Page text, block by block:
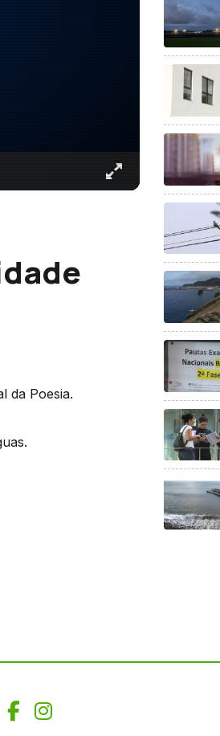
da Poesia.
Facebook
Instagram